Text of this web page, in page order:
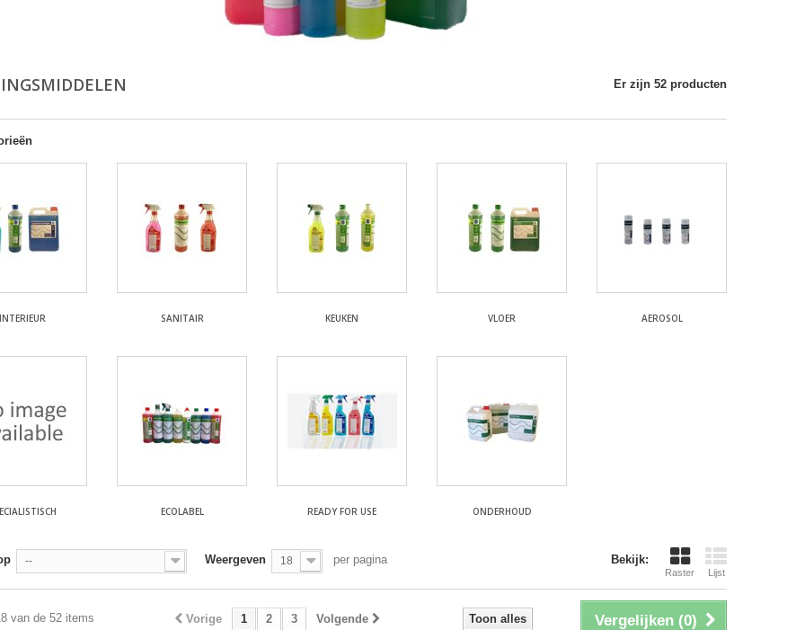
Er zijn 52 producten
SANITAIR KEUKEN VLOER AEROSOL
ECOLABEL READY FOR USE ONDERHOUD
Bekijk:
Raster Lijst
-- Weergeven 18 per pagina
Vergelijken (0)
Toon alles
Vorige 1 2 3 Volgende
van de 52 items